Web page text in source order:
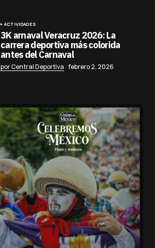
ACTIVIDADES
3K arnaval Veracruz 2026: La
carrera deportiva más colorida
antes del Carnaval
por Central Deportiva febrero 2, 2026